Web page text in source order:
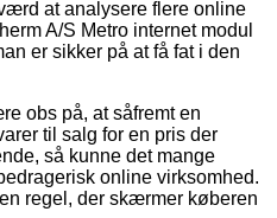
at analysere flere online
A/S Metro internet modul
er sikker på at få fat i den
obs på, at såfremt en
til salg for en pris der
så kunne det mange
online virksomhed.
regel, der skærmer køberen